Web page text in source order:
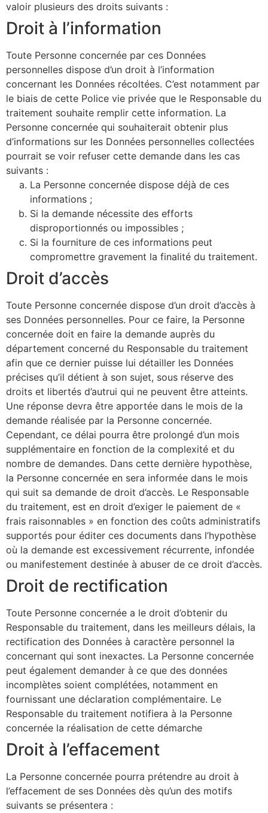
valoir plusieurs des droits suivants :
Droit à l’information
Toute Personne concernée par ces Données
personnelles dispose d’un droit à l’information
concernant les Données récoltées. C’est notamment par
le biais de cette Police vie privée que le Responsable du
traitement souhaite remplir cette information. La
Personne concernée qui souhaiterait obtenir plus
d’informations sur les Données personnelles collectées
pourrait se voir refuser cette demande dans les cas
suivants :
La Personne concernée dispose déjà de ces
informations ;
Si la demande nécessite des efforts
disproportionnés ou impossibles ;
Si la fourniture de ces informations peut
compromettre gravement la finalité du traitement.
Droit d’accès
Toute Personne concernée dispose d’un droit d’accès à
ses Données personnelles. Pour ce faire, la Personne
concernée doit en faire la demande auprès du
département concerné du Responsable du traitement
afin que ce dernier puisse lui détailler les Données
précises qu’il détient à son sujet, sous réserve des
droits et libertés d’autrui qui ne peuvent être atteints.
Une réponse devra être apportée dans le mois de la
demande réalisée par la Personne concernée.
Cependant, ce délai pourra être prolongé d’un mois
supplémentaire en fonction de la complexité et du
nombre de demandes. Dans cette dernière hypothèse,
la Personne concernée en sera informée dans le mois
qui suit sa demande de droit d’accès. Le Responsable
du traitement, est en droit d’exiger le paiement de «
frais raisonnables » en fonction des coûts administratifs
supportés pour éditer ces documents dans l’hypothèse
où la demande est excessivement récurrente, infondée
ou manifestement destinée à abuser de ce droit d’accès.
Droit de rectification
Toute Personne concernée a le droit d’obtenir du
Responsable du traitement, dans les meilleurs délais, la
rectification des Données à caractère personnel la
concernant qui sont inexactes. La Personne concernée
peut également demander à ce que des données
incomplètes soient complétées, notamment en
fournissant une déclaration complémentaire. Le
Responsable du traitement notifiera à la Personne
concernée la réalisation de cette démarche
Droit à l’effacement
La Personne concernée pourra prétendre au droit à
l’effacement de ses Données dès qu’un des motifs
suivants se présentera :